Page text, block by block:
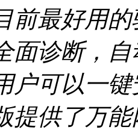
前最好用
面诊断，
户可以一
提供了万